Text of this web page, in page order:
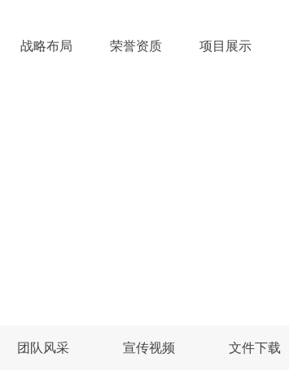
团队风采 宣传视频 文件下载
战略布局 荣誉资质 项目展示